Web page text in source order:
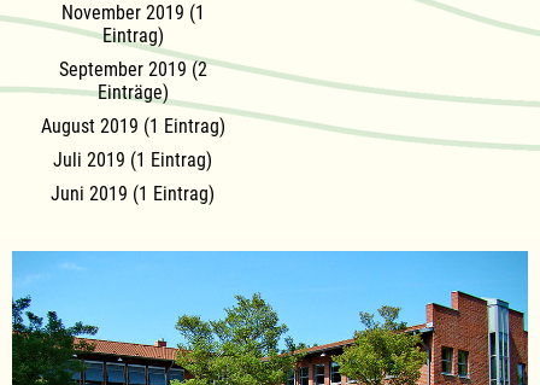
November 2019 (1
Eintrag)
September 2019 (2
Einträge)
August 2019 (1 Eintrag)
Juli 2019 (1 Eintrag)
Juni 2019 (1 Eintrag)